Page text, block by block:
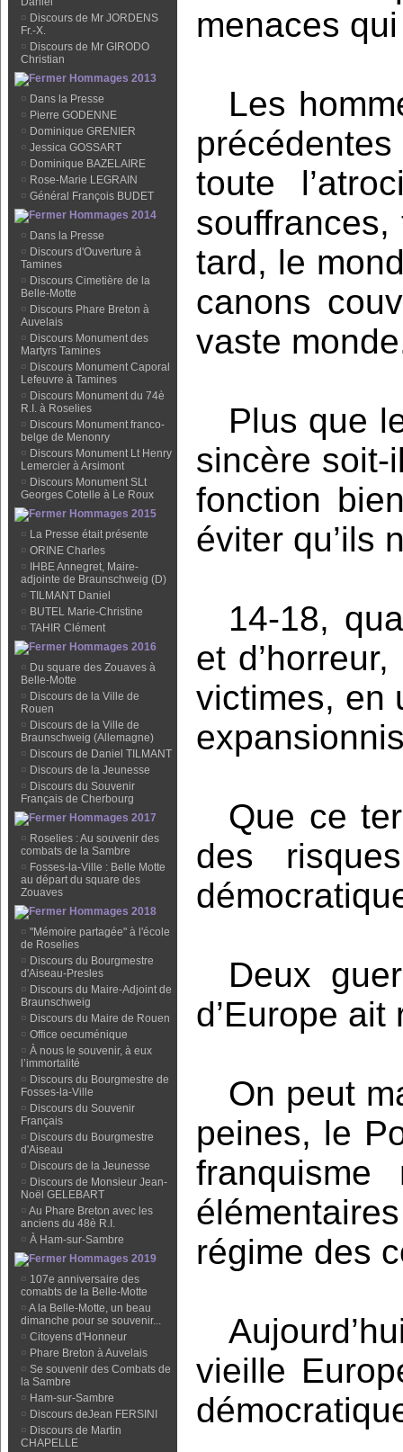
¤ Discours de Mr JORDENS
Fr.-X.
¤ Discours de Mr GIRODO
Christian
Hommages 2013
¤ Dans la Presse
¤ Pierre GODENNE
¤ Dominique GRENIER
¤ Jessica GOSSART
¤ Dominique BAZELAIRE
¤ Rose-Marie LEGRAIN
¤ Général François BUDET
Hommages 2014
¤ Dans la Presse
¤ Discours d'Ouverture à
Tamines
¤ Discours Cimetière de la
Belle-Motte
¤ Discours Phare Breton à
Auvelais
¤ Discours Monument des
Martyrs Tamines
¤ Discours Monument Caporal
Lefeuvre à Tamines
¤ Discours Monument du 74è
R.I. à Roselies
¤ Discours Monument franco-
belge de Menonry
¤ Discours Monument Lt Henry
Lemercier à Arsimont
¤ Discours Monument SLt
Georges Cotelle à Le Roux
Hommages 2015
¤ La Presse était présente
¤ ORINE Charles
¤
IHBE Annegret, Maire-
adjointe de Braunschweig (D)
¤ TILMANT Daniel
¤ BUTEL Marie-Christine
¤ TAHIR Clément
Hommages 2016
¤ Du square des Zouaves à
Belle-Motte
¤ Discours de la Ville de
Rouen
¤ Discours de la Ville de
Braunschweig (Allemagne)
¤ Discours de Daniel TILMANT
¤ Discours de la Jeunesse
¤ Discours du Souvenir
Français de Cherbourg
Hommages 2017
¤ Roselies : Au souvenir des
combats de la Sambre
¤ Fosses-la-Ville : Belle Motte
au départ du square des
Zouaves
Hommages 2018
¤ "Mémoire partagée" à l'école
de Roselies
¤ Discours du Bourgmestre
d'Aiseau-Presles
¤ Discours du Maire-Adjoint de
Braunschweig
¤ Discours du Maire de Rouen
¤ Office oecuménique
¤ À nous le souvenir, à eux
l’immortalité
¤ Discours du Bourgmestre de
Fosses-la-Ville
¤ Discours du Souvenir
Français
¤ Discours du Bourgmestre
d'Aiseau
¤ Discours de la Jeunesse
¤ Discours de Monsieur Jean-
Noël GELEBART
¤ Au Phare Breton avec les
anciens du 48è R.I.
¤ À Ham-sur-Sambre
Hommages 2019
¤ 107e anniversaire des
comabts de la Belle-Motte
¤ A la Belle-Motte, un beau
dimanche pour se souvenir...
¤ Citoyens d'Honneur
¤ Phare Breton à Auvelais
¤ Se souvenir des Combats de
la Sambre
¤ Ham-sur-Sambre
¤ Discours deJean FERSINI
¤ Discours de Martin
CHAPELLE
menaces
Les
précédentes
toute
souffrances,
tard, le
canons
vaste
Plus que
sincère soit-
fonction
éviter qu’ils
14-18,
et
victimes, en
Que ce
des
Deux
d’Europe
On peut
peines, le
régime des
vieille